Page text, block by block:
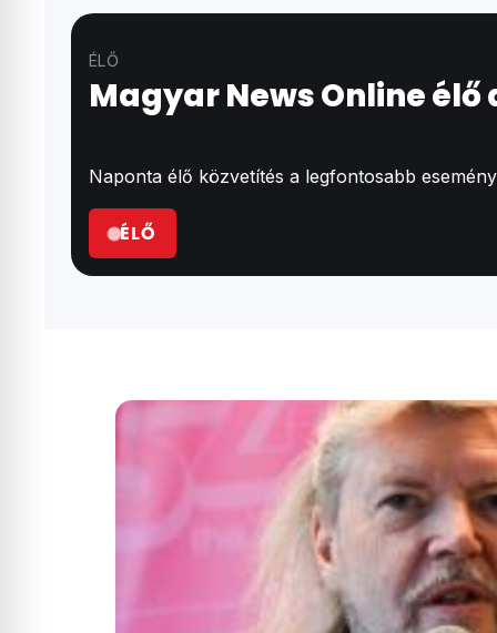
ÉLŐ
Magyar News Online élő
Naponta élő közvetítés a legfontosabb
ÉLŐ